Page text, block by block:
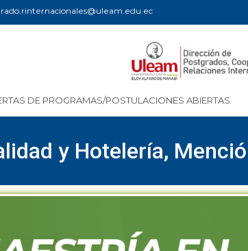
DE PROGRAMAS/POSTULACIONES ABIERTAS
y Hotelería,